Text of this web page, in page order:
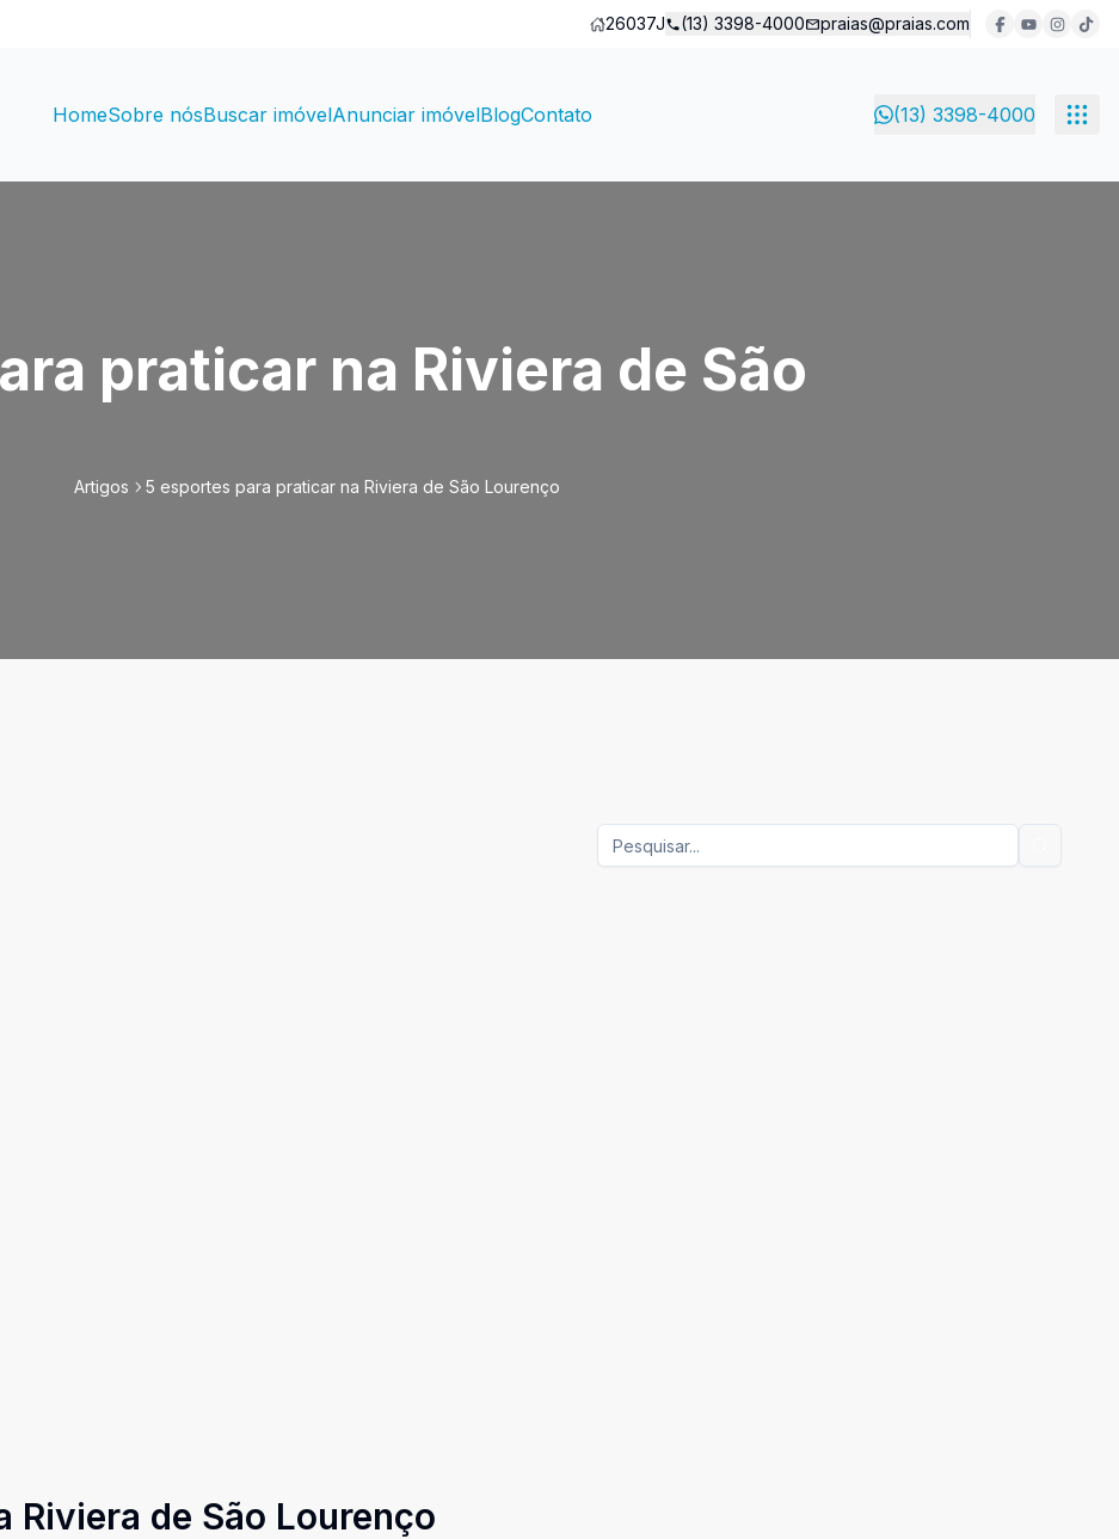
26037J (13) 3398-4000 praias@praias.com
HomeSobre nósBuscar imóvelAnunciar imóvelBlogContato (13) 3398-4000
praticar na Riviera de São
Artigos 5 esportes para praticar na Riviera de São Lourenço
de São Lourenço